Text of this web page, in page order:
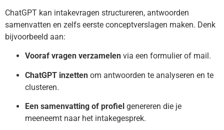
ChatGPT kan intakevragen structureren, antwoorden
samenvatten en zelfs eerste conceptverslagen maken. Denk
bijvoorbeeld aan:
Vooraf vragen verzamelen via een formulier of mail.
ChatGPT inzetten om antwoorden te analyseren en te
clusteren.
Een samenvatting of profiel genereren die je
meeneemt naar het intakegesprek.